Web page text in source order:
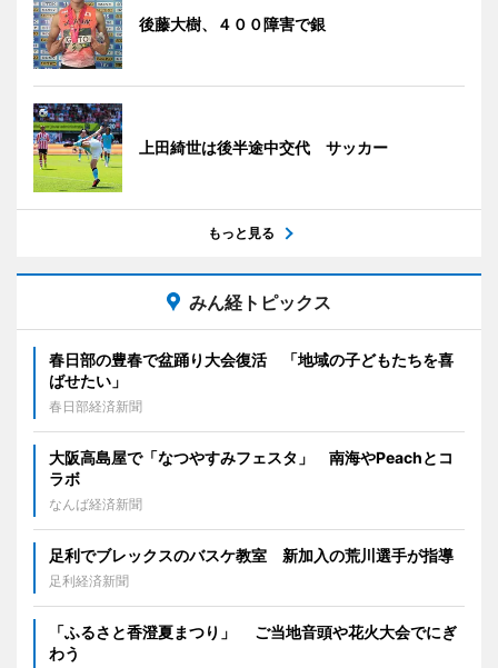
後藤大樹、４００障害で銀
上田綺世は後半途中交代 サッカー
もっと見る
みん経トピックス
春日部の豊春で盆踊り大会復活 「地域の子どもたちを喜
ばせたい」
春日部経済新聞
大阪高島屋で「なつやすみフェスタ」 南海やPeachとコ
ラボ
なんば経済新聞
足利でブレックスのバスケ教室 新加入の荒川選手が指導
足利経済新聞
「ふるさと香澄夏まつり」 ご当地音頭や花火大会でにぎ
わう